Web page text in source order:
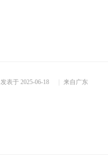
发表于 2025-06-18 来自广东